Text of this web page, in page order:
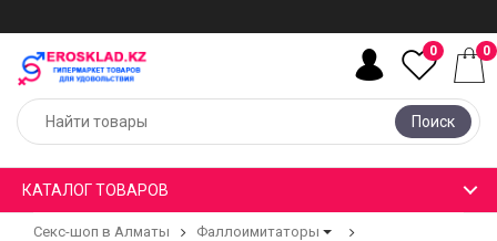
Поиск
0 0
КАТАЛОГ ТОВАРОВ
Секс-шоп в Алматы
Фаллоимитаторы